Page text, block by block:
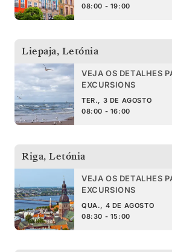
08:00 - 19:00
Liepaja, Letónia
VEJA OS DETALHES
EXCURSIONS
TER., 3 DE AGOSTO
08:00 - 16:00
Riga, Letónia
VEJA OS DETALHES
EXCURSIONS
QUA., 4 DE AGOSTO
08:30 - 15:00